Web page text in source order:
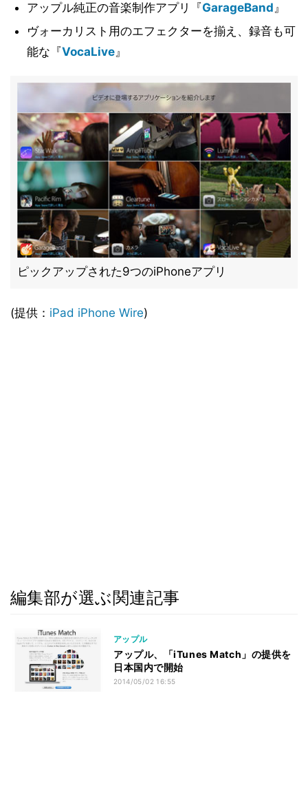
アップル純正の音楽制作アプリ『GarageBand』
ヴォーカリスト用のエフェクターを揃え、録音も可
能な『VocaLive』
ピックアップされた9つのiPhoneアプリ
(提供： iPad iPhone Wire)
編集部が選ぶ関連記事
アップル
アップル、「iTunes Match」の提供を
日本国内で開始
2014/05/02 16:55